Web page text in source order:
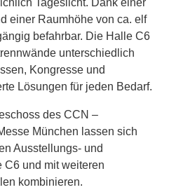
Tageslicht. Dank einer
einer Raumhöhe von ca. elf
befahrbar. Die Halle C6
unterschiedlich
Kongresse und
Lösungen für jeden Bedarf.
des CCN –
München lassen sich
Ausstellungs- und
und mit weiteren
kombinieren.